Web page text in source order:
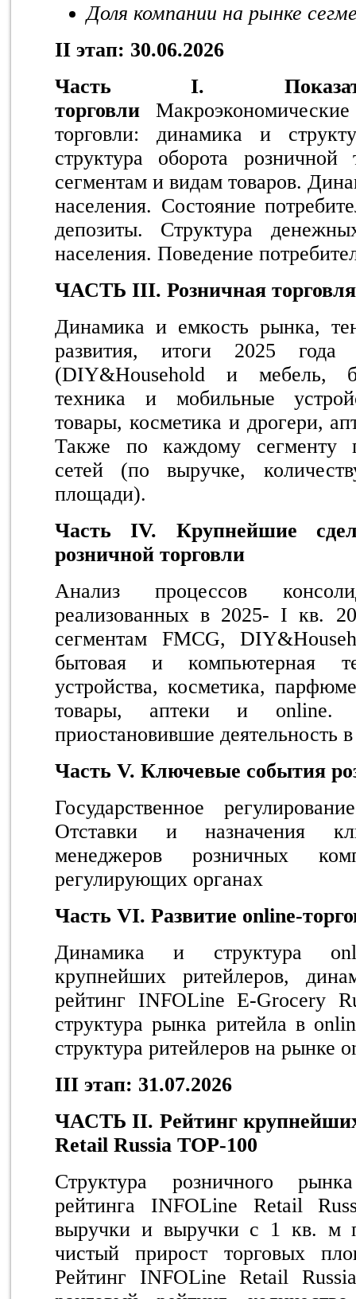
Доля компании на рынке
II этап: 30.06.2026
Часть I.
торговли
торговли: динамика и
структура оборота
сегментам и видам товаров.
населения. Состояние
депозиты. Структура
населения. Поведение
ЧАСТЬ III. Розничная
Динамика и емкость рынка,
развития, итоги 2025
(DIY&Household и мебель,
техника и мобильные
товары, косметика и дрогери,
Также по каждому сегменту
сетей (по выручке,
площади).
ЧастьIV. Крупнейшие
розничной торговли
Анализ процессов
реализованных в 2025- I кв.
сегментам FMCG,
бытовая и компьютерная
устройства, косметика,
товары, аптеки и online.
приостановившие деятельность
Часть V. Ключевые события
Государственное
Отставки и назначения
менеджеров розничных
регулирующих органах
Часть VI. Развитие online-
Динамика и структура
крупнейших ритейлеров,
рейтинг INFOLine E-Grocery
структура рынка ритейла в
структура ритейлеров на рынке
III этап: 31.07.2026
ЧАСТЬII. Рейтинг
Retail Russia TOP-100
Структура розничного
рейтинга INFOLine Retail
выручки и выручки с 1 кв. м
чистый прирост торговых
Рейтинг INFOLine Retail